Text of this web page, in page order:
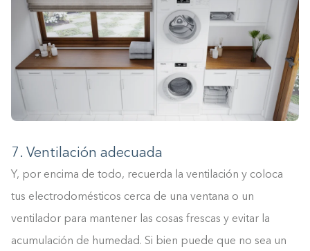
7. Ventilación adecuada
Y, por encima de todo, recuerda la ventilación y coloca
tus electrodomésticos cerca de una ventana o un
ventilador para mantener las cosas frescas y evitar la
acumulación de humedad. Si bien puede que no sea un